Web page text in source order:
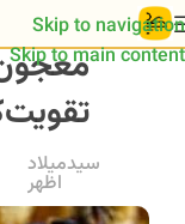
Skip to navigation
Skip to main content
معجون
سیدمیلاد
اظهر